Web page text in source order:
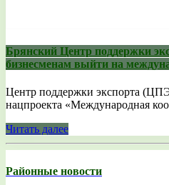
Брянский Центр поддержки
бизнесменам выйти на
Центр поддержки экспорта
нацпроекта «Международная
Читать далее
Районные новости